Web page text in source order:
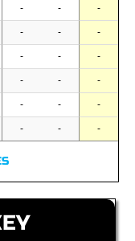
- - -
- - -
- - -
- - -
- - -
- - -